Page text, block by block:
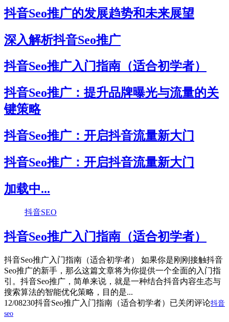
抖音Seo推广的发展趋势和未来展望
深入解析抖音Seo推广
抖音Seo推广入门指南（适合初学者）
抖音Seo推广：提升品牌曝光与流量的关
键策略
抖音Seo推广：开启抖音流量新大门
抖音Seo推广：开启抖音流量新大门
加载中...
抖音SEO
抖音Seo推广入门指南（适合初学者）
抖音Seo推广入门指南（适合初学者） 如果你是刚刚接触抖音
Seo推广的新手，那么这篇文章将为你提供一个全面的入门指
引。抖音Seo推广，简单来说，就是一种结合抖音内容生态与
搜索算法的智能优化策略，目的是...
12/08230抖音Seo推广入门指南（适合初学者） 已关闭评论抖音
seo